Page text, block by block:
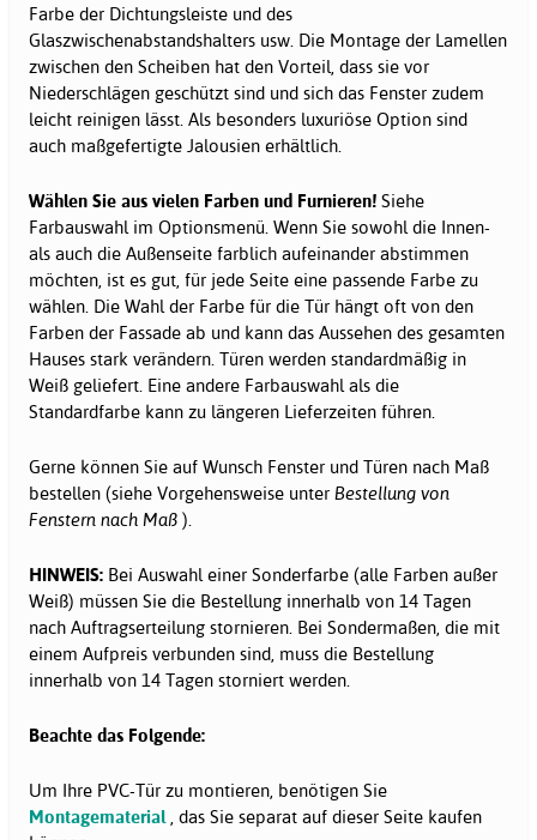
Farbe der Dichtungsleiste und des
Glaszwischenabstandshalters usw. Die Montage der Lamellen
zwischen den Scheiben hat den Vorteil, dass sie vor
Niederschlägen geschützt sind und sich das Fenster zudem
leicht reinigen lässt. Als besonders luxuriöse Option sind
auch maßgefertigte Jalousien erhältlich.
Wählen Sie aus vielen Farben und Furnieren! Siehe
Farbauswahl im Optionsmenü. Wenn Sie sowohl die Innen-
als auch die Außenseite farblich aufeinander abstimmen
möchten, ist es gut, für jede Seite eine passende Farbe zu
wählen. Die Wahl der Farbe für die Tür hängt oft von den
Farben der Fassade ab und kann das Aussehen des gesamten
Hauses stark verändern. Türen werden standardmäßig in
Weiß geliefert. Eine andere Farbauswahl als die
Standardfarbe kann zu längeren Lieferzeiten führen.
Gerne können Sie auf Wunsch Fenster und Türen nach Maß
bestellen (siehe Vorgehensweise unter Bestellung von
Fenstern nach Maß ).
HINWEIS: Bei Auswahl einer Sonderfarbe (alle Farben außer
Weiß) müssen Sie die Bestellung innerhalb von 14 Tagen
nach Auftragserteilung stornieren. Bei Sondermaßen, die mit
einem Aufpreis verbunden sind, muss die Bestellung
innerhalb von 14 Tagen storniert werden.
Beachte das Folgende:
Um Ihre PVC-Tür zu montieren, benötigen Sie
Montagematerial, das Sie separat auf dieser Seite kaufen